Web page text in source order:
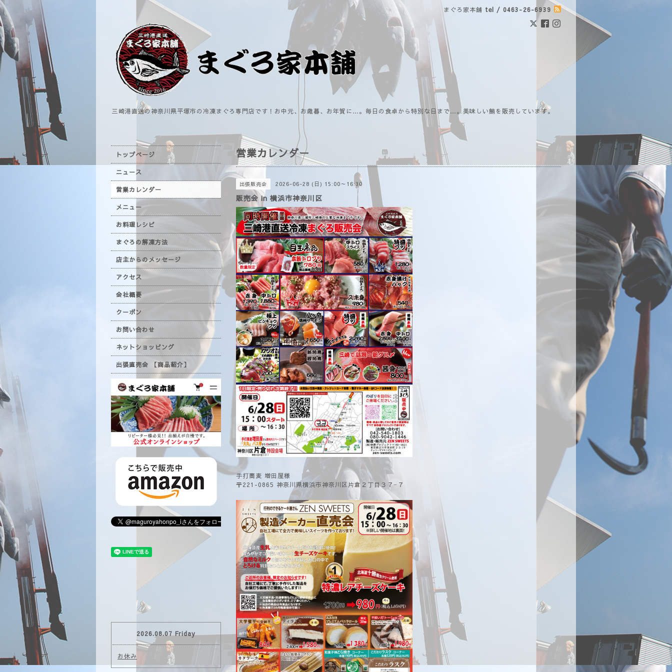
まぐろ家本舗 tel / 0463-26-6939
三崎港直送の神奈川県平塚市の冷凍まぐろ専門店です！お中元、お歳暮、お年賀に…。毎日の食卓から特別な日まで…。美味しい鮪を販売しています。
営業カレンダー
出張販売会 2026-06-28 (日) 15:00～16:30
販売会 in 横浜市神奈川区
手打蕎麦 増田屋様
〒221-0865 神奈川県横浜市神奈川区片倉２丁目３７−７
トップページ
ニュース
営業カレンダー
メニュー
お料理レシピ
まぐろの解凍方法
店主からのメッセージ
アクセス
会社概要
クーポン
お問い合わせ
ネットショッピング
出張直売会 【商品紹介】
2026.08.07 Friday
お休み